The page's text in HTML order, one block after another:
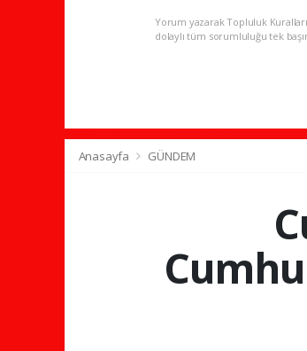
Yorum yazarak Topluluk
dolaylı tüm sorumluluğu tek
Anasayfa GÜNDEM